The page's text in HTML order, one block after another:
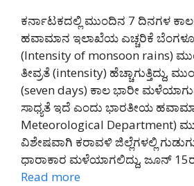
ಕರ್ನಾಟಕದಲ್ಲಿ ಮುಂದಿನ 7 ದಿನಗಳ
ಹವಾಮಾನ ಇಲಾಖೆಯ ಎಚ್ಚರಿಕೆ
(Intensity of monsoon rains)
ತೀವ್ರತೆ (intensity) ಹೆಚ್ಚಾಗುತ್ತಿದ್ದು,
(seven days) ಕಾಲ ಭಾರೀ
ಸಾಧ್ಯತೆ ಇದೆ ಎಂದು ಭಾರತೀಯ
Meteorological Department)
ವಿಶೇಷವಾಗಿ ಕರಾವಳಿ ಜಿಲ್ಲೆಗಳಲ್ಲಿ
ಧಾರಾಕಾರ ಮಳೆಯಾಗಲಿದ್ದು, ಜೂನ್
Read more